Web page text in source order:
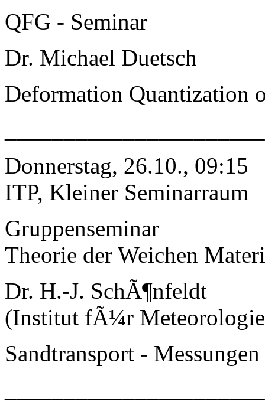
QFG - Seminar
Dr. Michael Duetsch
Deformation Quantization
Donnerstag, 26.10., 09:15
ITP, Kleiner Seminarraum
Gruppenseminar
Theorie der Weichen
Dr. H.-J. SchÃ¶nfeldt
(Institut fÃ¼r
Sandtransport -